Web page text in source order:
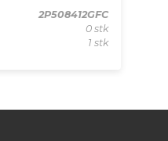
2P508412GFC
0 stk
1 stk